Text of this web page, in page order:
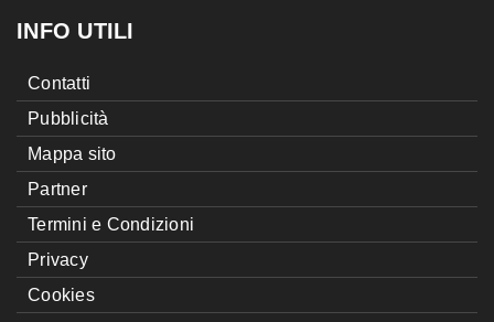
INFO UTILI
Contatti
Pubblicità
Mappa sito
Partner
Termini e Condizioni
Privacy
Cookies